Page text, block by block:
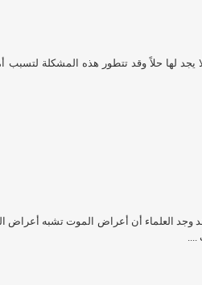
يجد لها حلاً وقد تتطور هذه المشكلة
العلماء أن أعراض الموت تشبه أعراض
....